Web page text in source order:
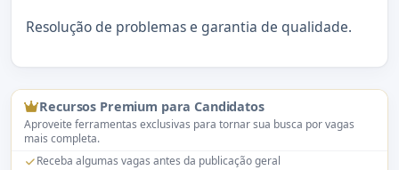
Resolução de problemas e garantia de qualidade.
Recursos Premium para Candidatos
Aproveite ferramentas exclusivas para tornar sua busca por vagas
mais completa.
Receba algumas vagas antes da publicação geral